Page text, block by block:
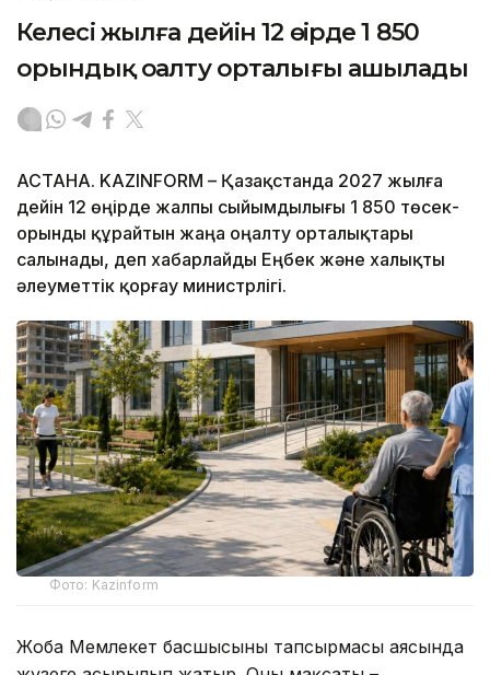
Келесі жылға дейін 12 өңірде 1 850
орындық оңалту орталығы ашылады
АСТАНА. KAZINFORM – Қазақстанда 2027 жылға
дейін 12 өңірде жалпы сыйымдылығы 1 850 төсек-
орынды құрайтын жаңа оңалту орталықтары
салынады, деп хабарлайды Еңбек және халықты
әлеуметтік қорғау министрлігі.
Фото: Kazinform
Жоба Мемлекет басшысының тапсырмасы аясында